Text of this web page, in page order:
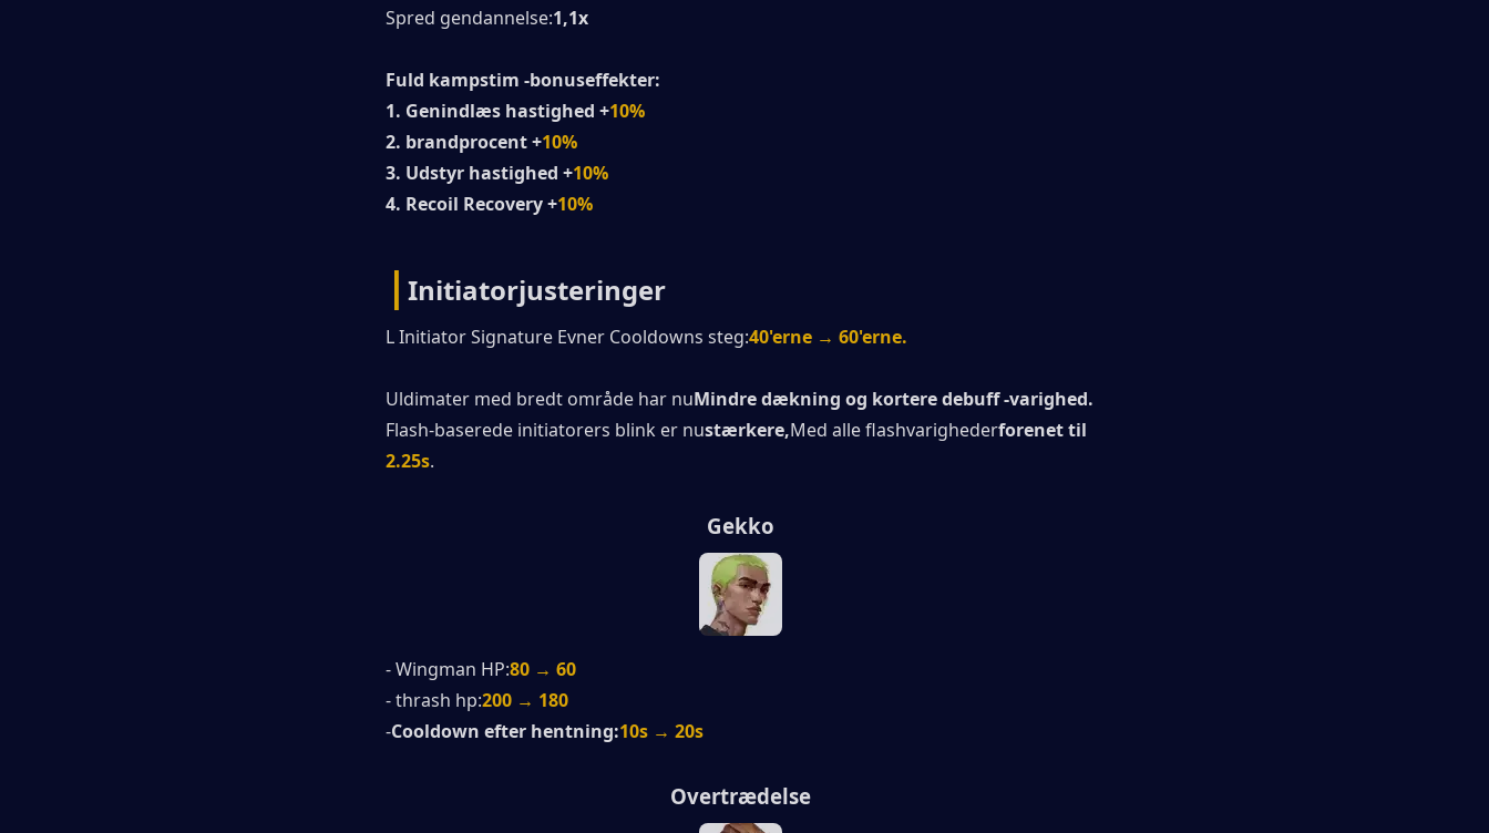
Spred gendannelse:1,1x
Fuld kampstim -bonuseffekter:
1. Genindlæs hastighed +10%
2. brandprocent +10%
3. Udstyr hastighed +10%
4. Recoil Recovery +10%
| Initiatorjusteringer
L Initiator Signature Evner Cooldowns steg:40'erne → 60'erne.
Uldimater med bredt område har nuMindre dækning og kortere debuff -varighed.
Flash-baserede initiatorers blink er nustærkere,Med alle flashvarighederforenet til
2.25s.
Gekko
- Wingman HP:80 → 60
- thrash hp:200 → 180
-Cooldown efter hentning:10s → 20s
Overtrædelse